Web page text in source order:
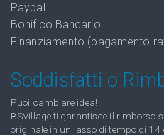
Paypal
Bonifico Bancario
Finanziamento (pagamento
Soddisfatti o
Puoi cambiare idea!
BSVillage ti garantisce il rimborso
originale in un lasso di tempo di